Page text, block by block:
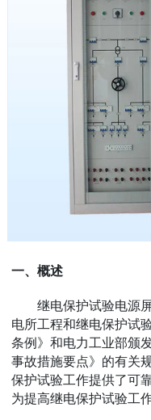
一、概述
继电保护试验电源
电所工程和继电保护试
条例》和电力工业部颁
事故措施要点》的有关
保护试验工作提供了可
为提高继电保护试验工